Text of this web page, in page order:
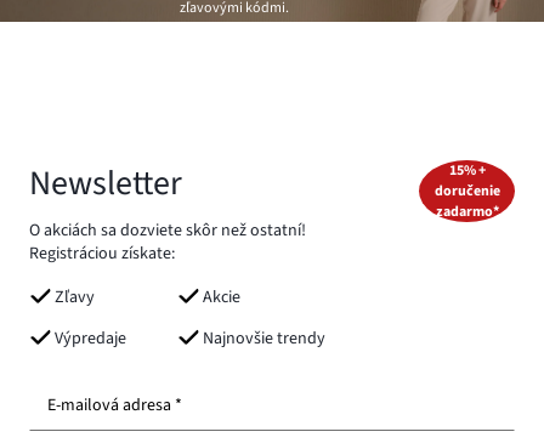
zľavovými kódmi.
Newsletter
O akciách sa dozviete skôr než ostatní!
Registráciou získate:
Zľavy
Akcie
Výpredaje
Najnovšie trendy
15% +
doručenie
zadarmo*
E-mailová adresa *